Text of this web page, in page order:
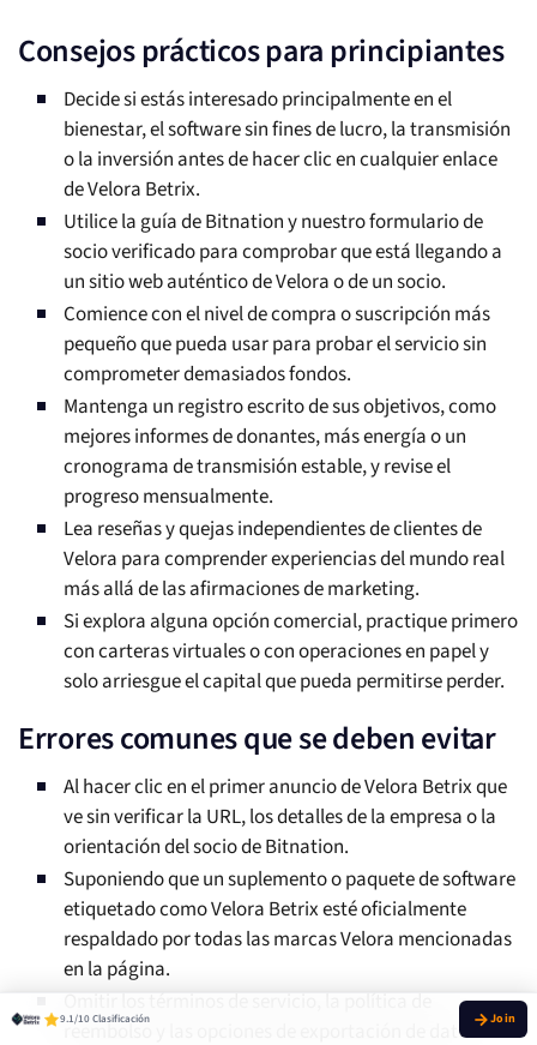
Consejos prácticos para principiantes
Decide si estás interesado principalmente en el
bienestar, el software sin fines de lucro, la transmisión
o la inversión antes de hacer clic en cualquier enlace
de Velora Betrix.
Utilice la guía de Bitnation y nuestro formulario de
socio verificado para comprobar que está llegando a
un sitio web auténtico de Velora o de un socio.
Comience con el nivel de compra o suscripción más
pequeño que pueda usar para probar el servicio sin
comprometer demasiados fondos.
Mantenga un registro escrito de sus objetivos, como
mejores informes de donantes, más energía o un
cronograma de transmisión estable, y revise el
progreso mensualmente.
Lea reseñas y quejas independientes de clientes de
Velora para comprender experiencias del mundo real
más allá de las afirmaciones de marketing.
Si explora alguna opción comercial, practique primero
con carteras virtuales o con operaciones en papel y
solo arriesgue el capital que pueda permitirse perder.
Errores comunes que se deben evitar
Al hacer clic en el primer anuncio de Velora Betrix que
ve sin verificar la URL, los detalles de la empresa o la
orientación del socio de Bitnation.
Suponiendo que un suplemento o paquete de software
etiquetado como Velora Betrix esté oficialmente
respaldado por todas las marcas Velora mencionadas
en la página.
reembolso y las opciones de exportación de datos
9.1/10 Clasificación